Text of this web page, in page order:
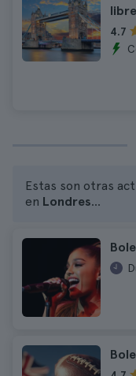
4.7
Estas son otras
en Londres...